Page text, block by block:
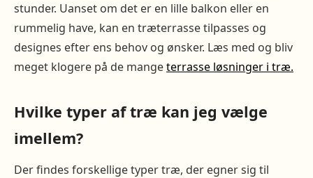
stunder. Uanset om det er en lille balkon eller en
rummelig have, kan en træterrasse tilpasses og
designes efter ens behov og ønsker. Læs med og bliv
meget klogere på de mangeterrasse løsninger i træ.
Hvilke typer af træ kan jeg vælge
imellem?
Der findes forskellige typer træ, der egner sig til